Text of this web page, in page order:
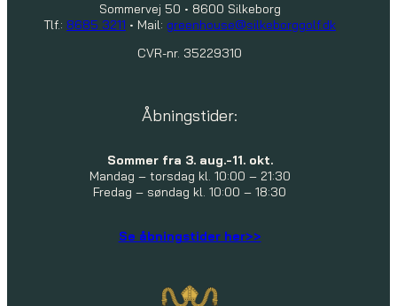
Sommervej 50 • 8600 Silkeborg
Tlf.: 8685 3211 • Mail: greenhouse@silkeborggolf.dk
CVR-nr. 35229310
Åbningstider:
Sommer fra 3. aug.-11. okt.
Mandag – torsdag kl. 10:00 – 21:30
Fredag – søndag kl. 10:00 – 18:30
Se åbningstider her>>